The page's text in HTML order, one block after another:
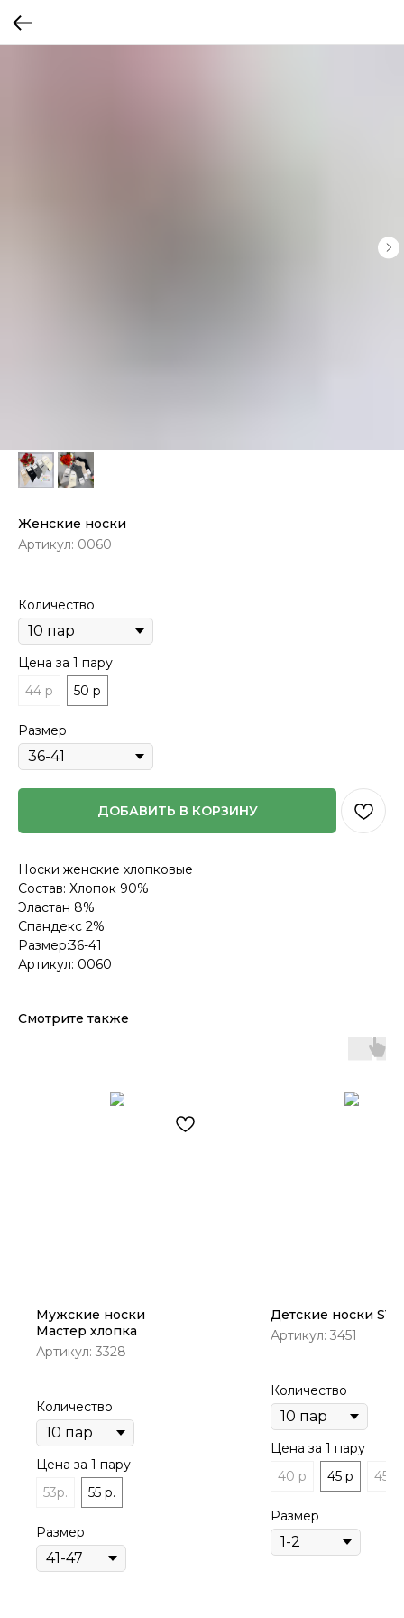
Женские носки
Артикул: 0060
Количество
Цена за 1 пару
44 р
50 р
Размер
ДОБАВИТЬ В КОРЗИНУ
Носки женские хлопковые
Состав: Хлопок 90%
Эластан 8%
Спандекс 2%
Размер:36-41
Артикул: 0060
Смотрите также
Мужские носки
Мастер хлопка
Артикул: 3328
Количество
Цена за 1 пару
53р.
55 р.
Размер
Детские носки
Артикул: 3451
Количество
Цена за 1 пару
40 р
45 р 45р.
Размер